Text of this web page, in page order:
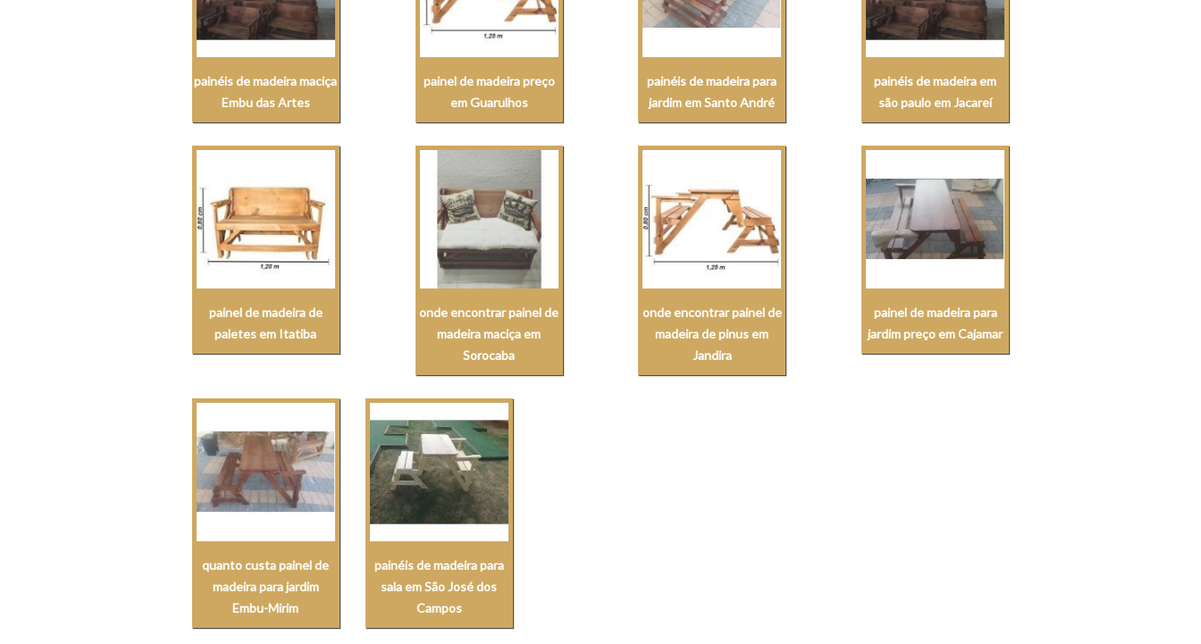
painéis de madeira maciça
Embu das Artes
painel de madeira preço
em Guarulhos
painéis de madeira para
jardim em Santo André
painéis de madeira em
são paulo em Jacareí
painel de madeira de
paletes em Itatiba
onde encontrar painel de
madeira maciça em
Sorocaba
onde encontrar painel de
madeira de pinus em
Jandira
painel de madeira para
jardim preço em Cajamar
quanto custa painel de
madeira para jardim
Embu-Mirim
painéis de madeira para
sala em São José dos
Campos